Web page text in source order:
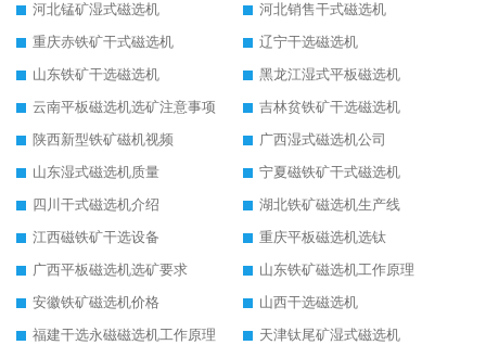
河北锰矿湿式磁选机
河北销售干式磁选机
重庆赤铁矿干式磁选机
辽宁干选磁选机
山东铁矿干选磁选机
黑龙江湿式平板磁选机
云南平板磁选机选矿注意事项
吉林贫铁矿干选磁选机
陕西新型铁矿磁机视频
广西湿式磁选机公司
山东湿式磁选机质量
宁夏磁铁矿干式磁选机
四川干式磁选机介绍
湖北铁矿磁选机生产线
江西磁铁矿干选设备
重庆平板磁选机选钛
广西平板磁选机选矿要求
山东铁矿磁选机工作原理
安徽铁矿磁选机价格
山西干选磁选机
福建干选永磁磁选机工作原理
天津钛尾矿湿式磁选机